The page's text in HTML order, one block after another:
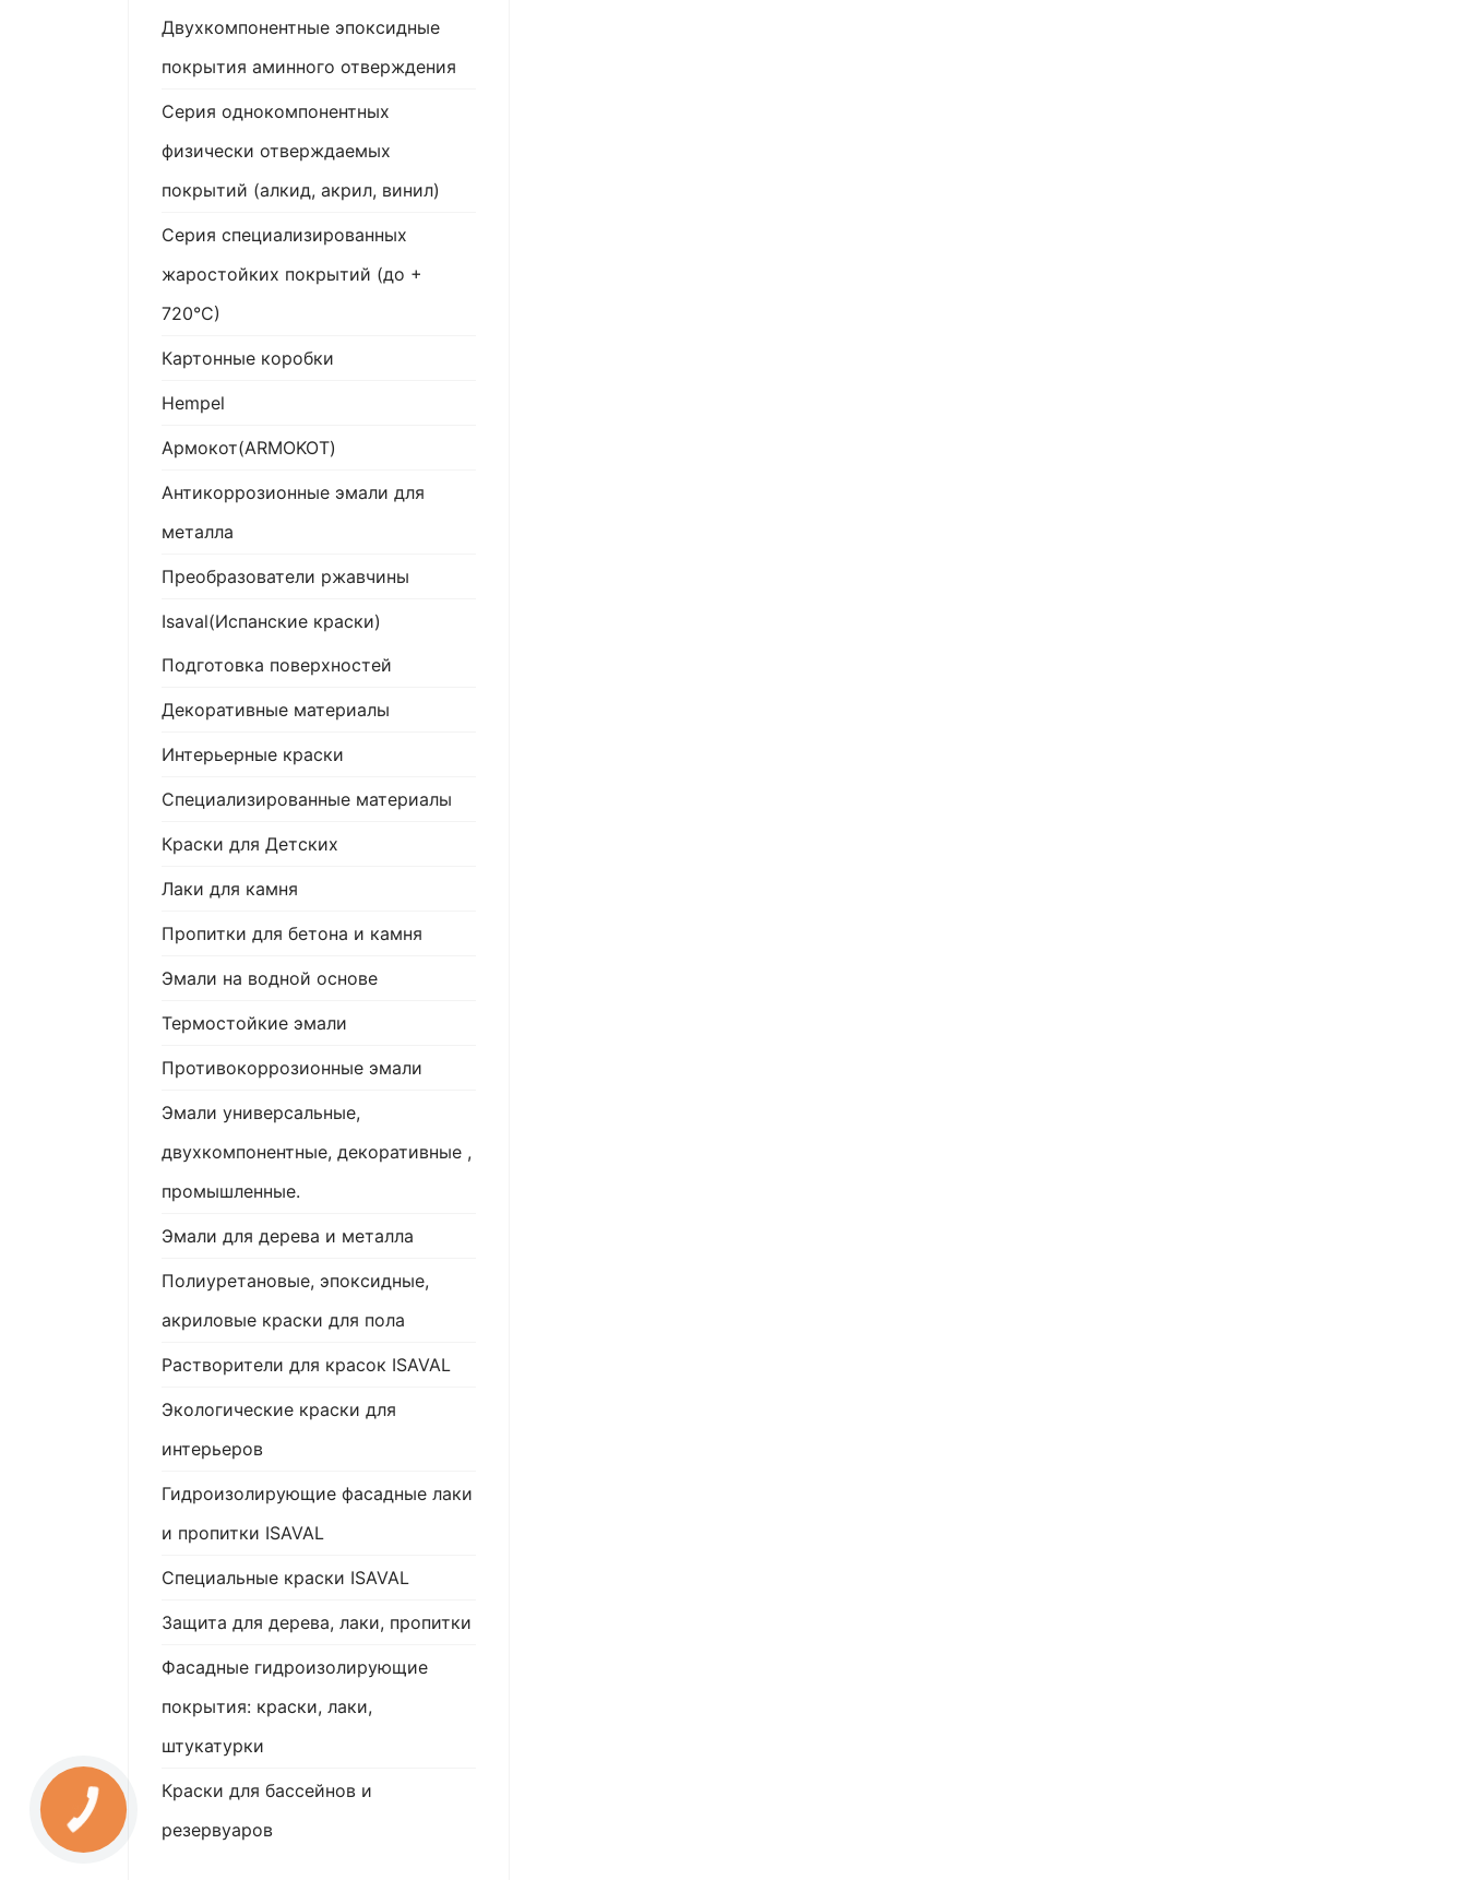
Двухкомпонентные эпоксидные
покрытия аминного отверждения
Серия однокомпонентных
физически отверждаемых
покрытий (алкид, акрил, винил)
Серия специализированных
жаростойких покрытий (до +
720°С)
Картонные коробки
Hempel
Армокот(ARMOKOT)
Антикоррозионные эмали для
металла
Преобразователи ржавчины
Isaval(Испанские краски)
Подготовка поверхностей
Декоративные материалы
Интерьерные краски
Специализированные материалы
Краски для Детских
Лаки для камня
Пропитки для бетона и камня
Эмали на водной основе
Термостойкие эмали
Противокоррозионные эмали
Эмали универсальные,
двухкомпонентные, декоративные ,
промышленные.
Эмали для дерева и металла
Полиуретановые, эпоксидные,
акриловые краски для пола
Растворители для красок ISAVAL
Экологические краски для
интерьеров
Гидроизолирующие фасадные лаки
и пропитки ISAVAL
Специальные краски ISAVAL
Защита для дерева, лаки, пропитки
Фасадные гидроизолирующие
покрытия: краски, лаки,
штукатурки
Краски для бассейнов и
резервуаров